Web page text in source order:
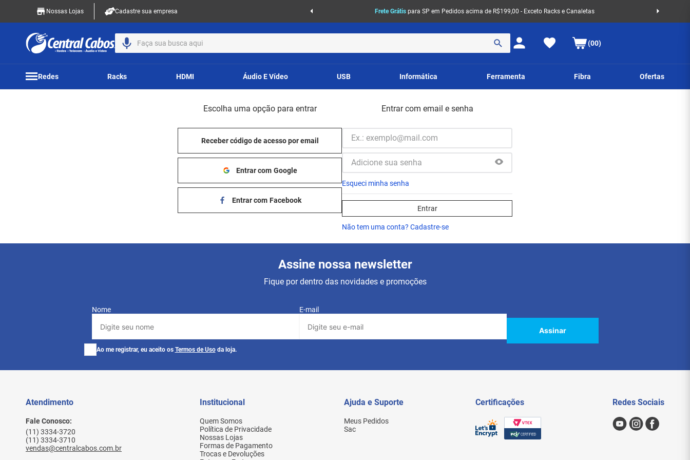
Nossas Lojas Cadastre sua empresa Frete Grátis para SP em Pedidos acima de R$199,00 - Exceto Racks e Canaletas
Faça sua busca aqui
(00)
Redes Racks HDMI Áudio E Vídeo USB Informática Ferramenta Fibra Ofertas
Escolha uma opção para entrar
Receber código de acesso por email
Entrar com Google
Entrar com Facebook
Entrar com email e senha
Esqueci minha senha
Entrar
Não tem uma conta? Cadastre-se
Assine nossa newsletter
Fique por dentro das novidades e promoções
Nome E-mail
Assinar
Ao me registrar, eu aceito os Termos de Uso da loja.
Atendimento
Fale Conosco:
(11) 3334-3720
(11) 3334-3710
vendas@centralcabos.com.br
Institucional
Quem Somos
Política de Privacidade
Nossas Lojas
Formas de Pagamento
Trocas e Devoluções
Ajuda e Suporte
Meus Pedidos
Sac
Certificações Redes Sociais